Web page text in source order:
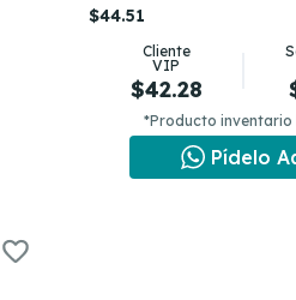
$44.51
Cliente
VIP
$42.28
*Producto
Pídelo